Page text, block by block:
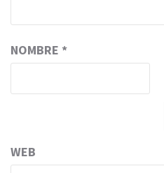
NOMBRE *
WEB